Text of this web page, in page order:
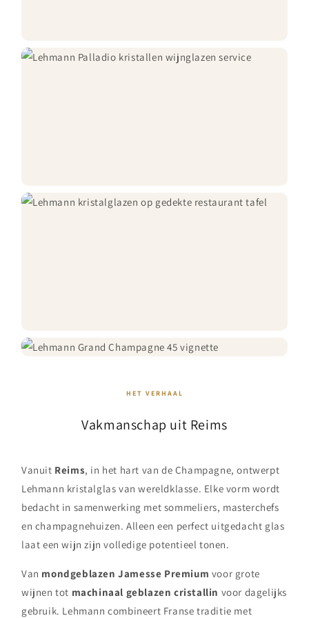
HET VERHAAL
Vakmanschap uit Reims
Vanuit Reims, in het hart van de Champagne, ontwerpt
Lehmann kristalglas van wereldklasse. Elke vorm wordt
bedacht in samenwerking met sommeliers, masterchefs
en champagnehuizen. Alleen een perfect uitgedacht glas
laat een wijn zijn volledige potentieel tonen.
Van mondgeblazen Jamesse Premium voor grote
wijnen tot machinaal geblazen cristallin voor dagelijks
gebruik. Lehmann combineert Franse traditie met